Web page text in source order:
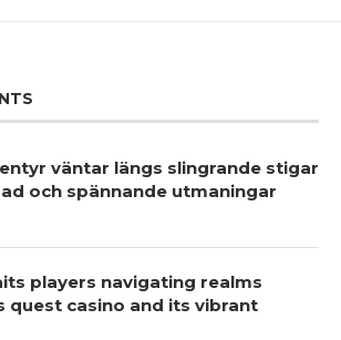
väntar längs slingrande stigar
och spännande utmaningar
players navigating realms
quest casino and its vibrant